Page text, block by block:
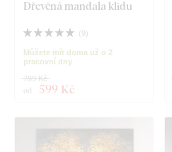
Dřevěná mandala klidu
( 9 )
Můžete mít doma už o 2
pracovní dny
od 599 Kč
789 Kč